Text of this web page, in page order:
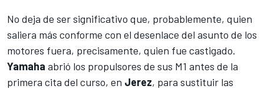
No deja de ser significativo que, probablemente, quien
saliera más conforme con el desenlace del asunto de los
motores fuera, precisamente, quien fue castigado.
Yamaha abrió los propulsores de sus M1 antes de la
primera cita del curso, en Jerez, para sustituir las